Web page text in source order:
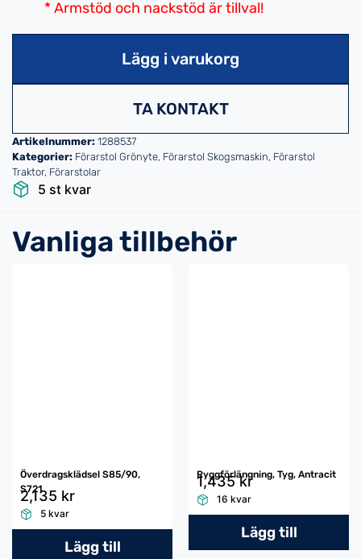
* Armstöd och nackstöd är tillval!
Lägg i varukorg
TA KONTAKT
Artikelnummer: 1288537
Kategorier: Förarstol Grönyte, Förarstol Skogsmaskin, Förarstol
Traktor, Förarstolar
5 st kvar
Vanliga tillbehör
Överdragsklädsel S85/90,
S721
2,135 kr
5 kvar
Lägg till
Ryggförlängning, Tyg, Antracit
1,435 kr
16 kvar
Lägg till